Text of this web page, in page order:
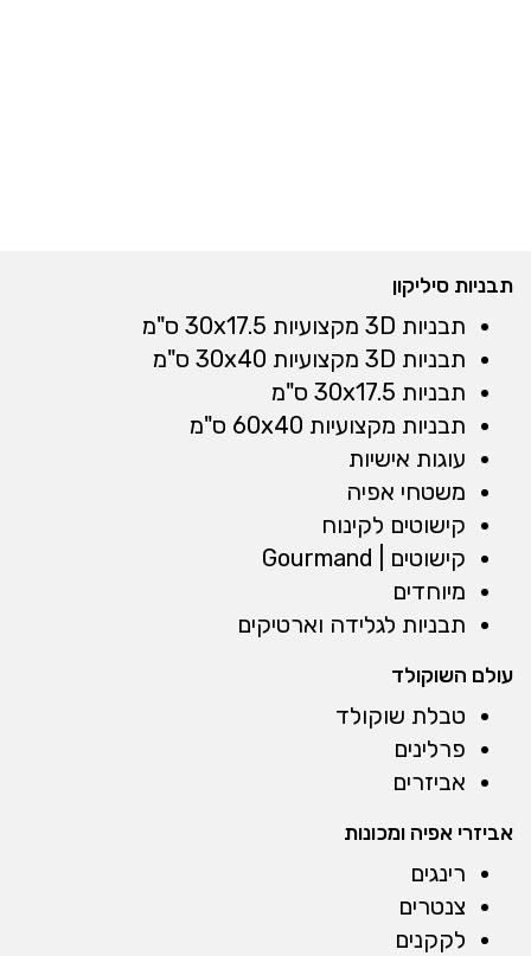
תבניות סיליקון
תבניות 3D מקצועיות 30x17.5 ס"מ
תבניות 3D מקצועיות 30x40 ס"מ
תבניות 30x17.5 ס"מ
תבניות מקצועיות 60x40 ס"מ
עוגות אישיות
משטחי אפיה
קישוטים לקינוח
קישוטים | Gourmand
מיוחדים
תבניות לגלידה וארטיקים
עולם השוקולד
טבלת שוקולד
פרלינים
אביזרים
אביזרי אפיה ומכונות
רינגים
צנטרים
לקקנים